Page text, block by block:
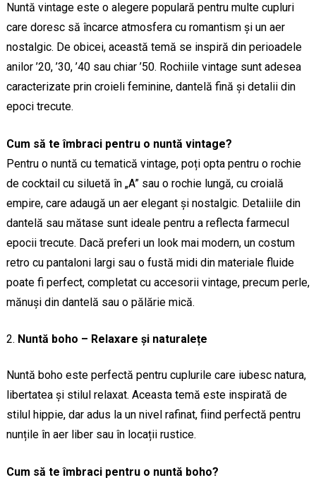
Nuntă vintage este o alegere populară pentru multe cupluri
care doresc să încarce atmosfera cu romantism și un aer
nostalgic. De obicei, această temă se inspiră din perioadele
anilor ’20, ’30, ’40 sau chiar ’50. Rochiile vintage sunt adesea
caracterizate prin croieli feminine, dantelă fină și detalii din
epoci trecute.
Cum să te îmbraci pentru o nuntă vintage?
Pentru o nuntă cu tematică vintage, poți opta pentru o rochie
de cocktail cu siluetă în „A” sau o rochie lungă, cu croială
empire, care adaugă un aer elegant și nostalgic. Detaliile din
dantelă sau mătase sunt ideale pentru a reflecta farmecul
epocii trecute. Dacă preferi un look mai modern, un costum
retro cu pantaloni largi sau o fustă midi din materiale fluide
poate fi perfect, completat cu accesorii vintage, precum perle,
mănuși din dantelă sau o pălărie mică.
Nuntă boho – Relaxare și naturalețe
Nuntă boho este perfectă pentru cuplurile care iubesc natura,
libertatea și stilul relaxat. Aceasta temă este inspirată de
stilul hippie, dar adus la un nivel rafinat, fiind perfectă pentru
nunțile în aer liber sau în locații rustice.
Cum să te îmbraci pentru o nuntă boho?